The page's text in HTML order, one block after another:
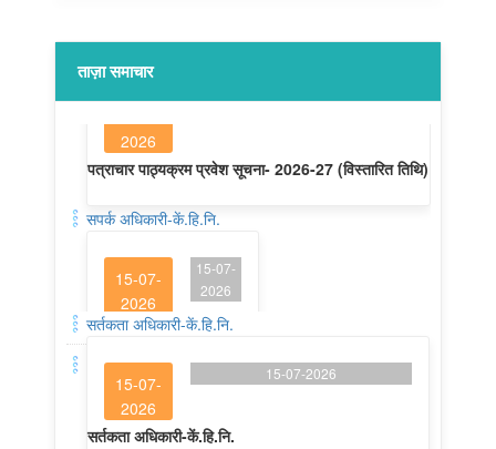
ताज़ा समाचार
सपर्क अधिकारी-कें.हि.नि.
2026
15-07-
2026
सपर्क अधिकारी-कें.हि.नि.
सर्तकता अधिकारी-कें.हि.नि.
15-07-
2026
15-07-2026
सर्तकता अधिकारी-कें.हि.नि.